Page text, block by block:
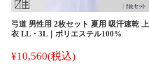
弓道 男性用 2枚セット 夏用 吸汗速乾 上
衣 LL・3L｜ポリエステル100%
¥10,560(税込)